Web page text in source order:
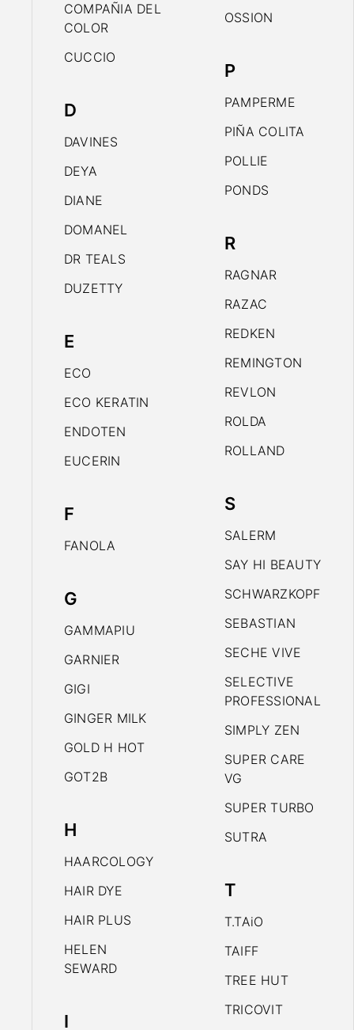
COMPAÑIA DEL
COLOR
CUCCIO
D
DAVINES
DEYA
DIANE
DOMANEL
DR TEALS
DUZETTY
E
ECO
ECO KERATIN
ENDOTEN
EUCERIN
F
FANOLA
G
GAMMAPIU
GARNIER
GIGI
GINGER MILK
GOLD H HOT
GOT2B
H
HAARCOLOGY
HAIR DYE
HAIR PLUS
HELEN
SEWARD
I
OSSION
P
PAMPERME
PIÑA COLITA
POLLIE
PONDS
R
RAGNAR
RAZAC
REDKEN
REMINGTON
REVLON
ROLDA
ROLLAND
S
SALERM
SAY HI BEAUTY
SCHWARZKOPF
SEBASTIAN
SECHE VIVE
SELECTIVE
PROFESSIONAL
SIMPLY ZEN
SUPER CARE
VG
SUPER TURBO
SUTRA
T
T.TAiO
TAIFF
TREE HUT
TRICOVIT